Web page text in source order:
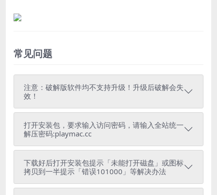
常见问题
注意：破解版软件均不支持升级！升级后破解会失
效！
打开安装包，要求输入访问密码，请输入全站统一
解压密码:playmac.cc
下载好后打开安装包提示「未能打开磁盘」或图标
拷贝到一半提示「错误101000」等解决办法